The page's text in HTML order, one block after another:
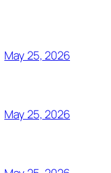
May 25, 2026
May 25, 2026